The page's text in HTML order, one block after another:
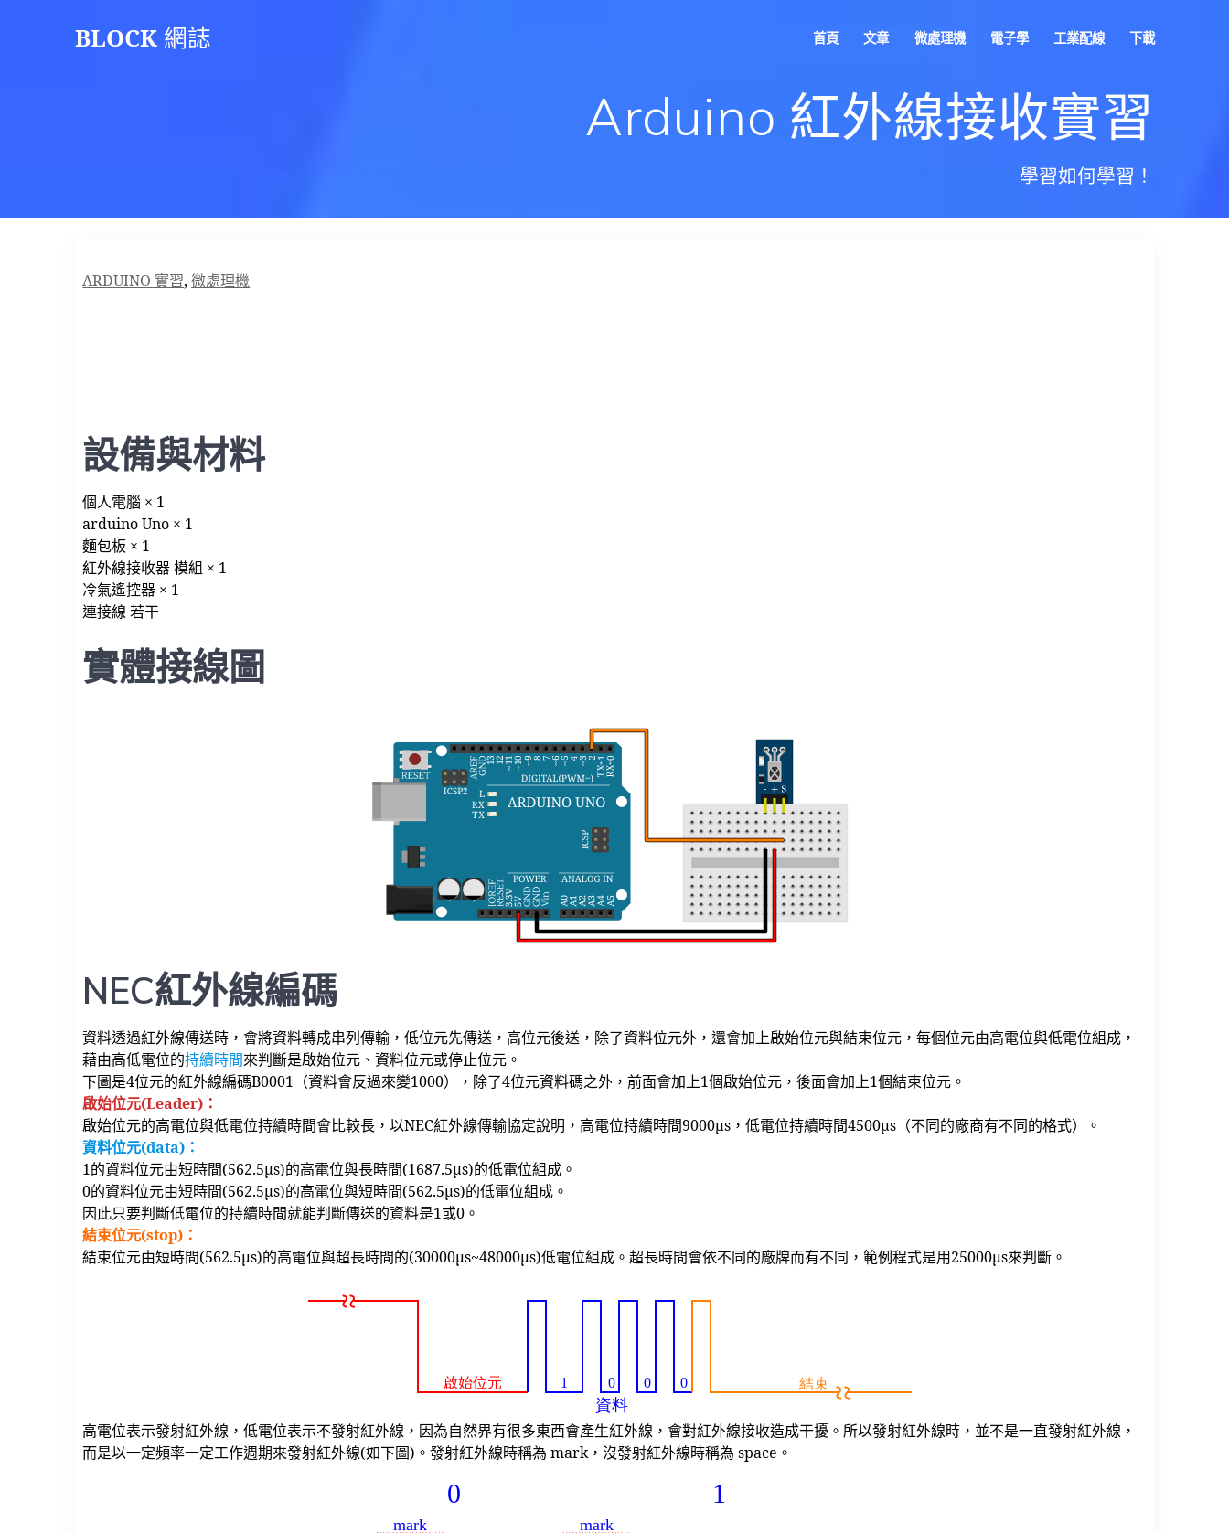
BLOCK 網誌 首頁 文章 微處理機 電子學 工業配線 下載
Arduino 紅外線接收實習
學習如何學習！
ARDUINO 實習,微處理機
設備與材料
個人電腦 × 1
arduino Uno × 1
麵包板 × 1
紅外線接收器 模組 × 1
冷氣遙控器 × 1
連接線 若干
實體接線圖
NEC紅外線編碼
資料透過紅外線傳送時，會將資料轉成串列傳輸，低位元先傳送，高位元後送，除了資料位元外，還會加上啟始位元與結束位元，每個位元由高電位與低電位組成，
藉由高低電位的持續時間來判斷是啟始位元、資料位元或停止位元。
下圖是4位元的紅外線編碼B0001（資料會反過來變1000），除了4位元資料碼之外，前面會加上1個啟始位元，後面會加上1個結束位元。
啟始位元(Leader)：
啟始位元的高電位與低電位持續時間會比較長，以NEC紅外線傳輸協定說明，高電位持續時間9000μs，低電位持續時間4500μs（不同的廠商有不同的格式）。
資料位元(data)：
1的資料位元由短時間(562.5μs)的高電位與長時間(1687.5μs)的低電位組成。
0的資料位元由短時間(562.5μs)的高電位與短時間(562.5μs)的低電位組成。
因此只要判斷低電位的持續時間就能判斷傳送的資料是1或0。
結束位元(stop)：
結束位元由短時間(562.5μs)的高電位與超長時間的(30000μs~48000μs)低電位組成。超長時間會依不同的廠牌而有不同，範例程式是用25000μs來判斷。
高電位表示發射紅外線，低電位表示不發射紅外線，因為自然界有很多東西會產生紅外線，會對紅外線接收造成干擾。所以發射紅外線時，並不是一直發射紅外線，
而是以一定頻率一定工作週期來發射紅外線(如下圖)。發射紅外線時稱為 mark，沒發射紅外線時稱為 space。